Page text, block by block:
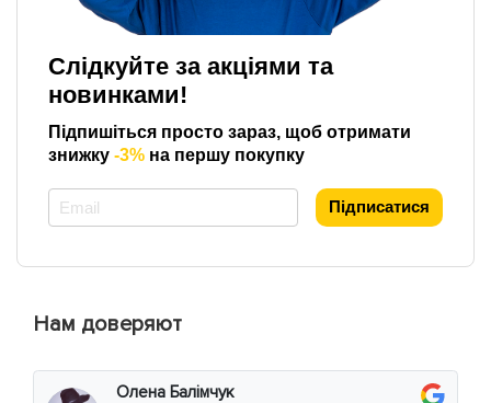
Слідкуйте за акціями та
новинками!
Підпишіться просто зараз, щоб отримати
знижку -3% на першу покупку
Підписатися
Нам доверяют
Олена Балімчук